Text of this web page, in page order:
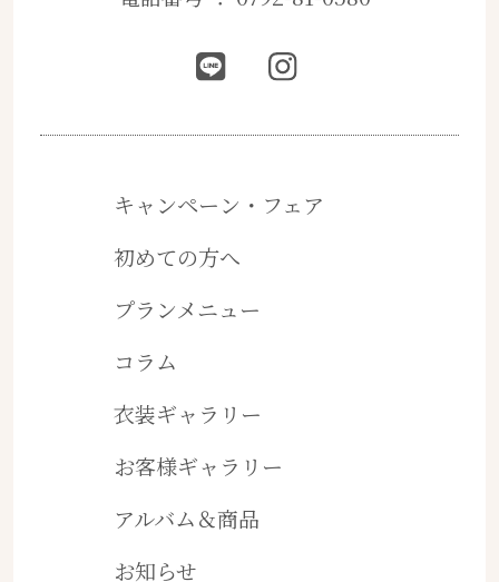
キャンペーン・フェア
初めての方へ
プランメニュー
コラム
衣装ギャラリー
お客様ギャラリー
アルバム＆商品
お知らせ